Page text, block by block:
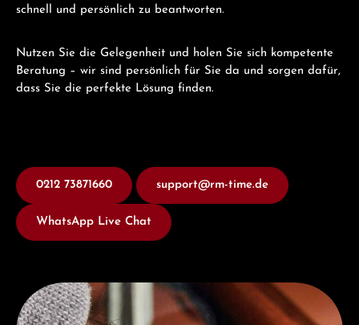
schnell und persönlich zu beantworten.
Nutzen Sie die Gelegenheit und holen Sie sich kompetente
Beratung – wir sind persönlich für Sie da und sorgen dafür,
dass Sie die perfekte Lösung finden.
0212 73871660 support@rm-time.de
WhatsApp Live Chat
Entdecken Sie Junghans